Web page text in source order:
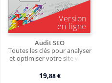
Audit SEO
Toutes les clés pour analyser
et optimiser votre site web -
19,88 €